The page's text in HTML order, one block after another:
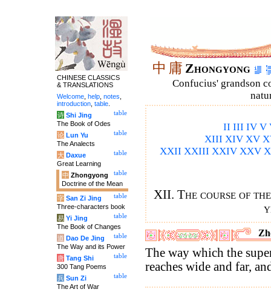
中 庸 Zhongyong
Confucius' grandson
II III IV V
XIII XIV XV
XXII XXIII XXIV XXV
XII. The course of
The way which the
reaches wide and far,
CHINESE CLASSICS
& TRANSLATIONS
Welcome help notes
introduction table
table
诗 Shi Jing
The Book of Odes
table
论 Lun Yu
The Analects
table
大 Daxue
Great Learning
table
中 Zhongyong
Doctrine of the Mean
table
字 San Zi Jing
Three-characters book
table
易 Yi Jing
The Book of Changes
table
道 Dao De Jing
The Way and its Power
table
唐 Tang Shi
300 Tang Poems
table
兵 Sun Zi
The Art of War